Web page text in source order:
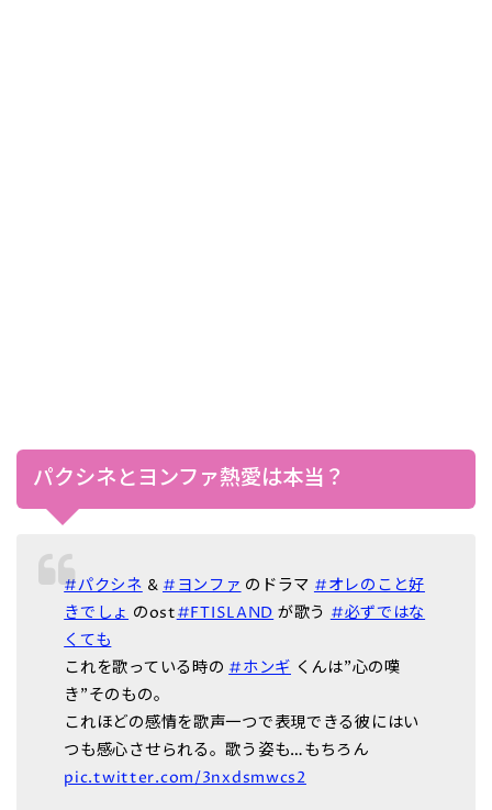
パクシネとヨンファ熱愛は本当？
#パクシネ & #ヨンファ のドラマ #オレのこと好
きでしょ のost#FTISLAND が歌う #必ずではな
くても
これを歌っている時の #ホンギ くんは”心の嘆
き”そのもの。
これほどの感情を歌声一つで表現できる彼にはい
つも感心させられる。歌う姿も…もちろん
pic.twitter.com/3nxdsmwcs2